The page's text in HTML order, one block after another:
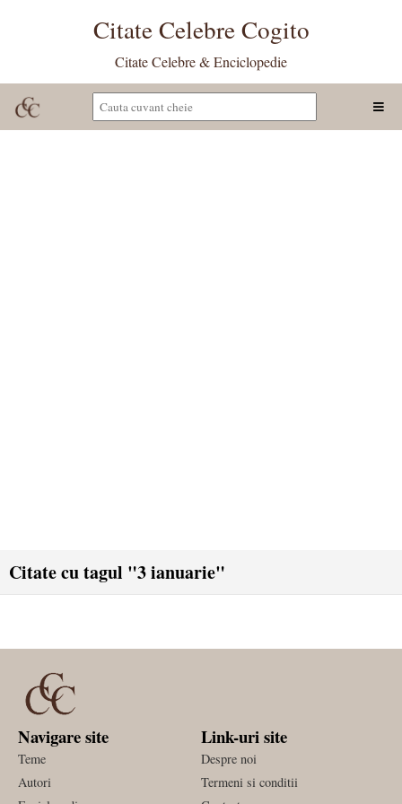
Citate Celebre Cogito
Citate Celebre & Enciclopedie
Citate cu tagul "3 ianuarie"
Navigare site
Teme
Autori
Link-uri site
Despre noi
Termeni si conditii